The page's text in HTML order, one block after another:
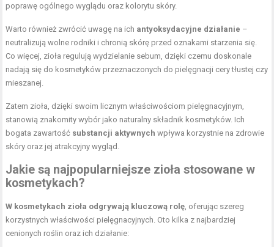
poprawę ogólnego wyglądu oraz kolorytu skóry.
Warto również zwrócić uwagę na ich antyoksydacyjne działanie –
neutralizują wolne rodniki i chronią skórę przed oznakami starzenia się.
Co więcej, zioła regulują wydzielanie sebum, dzięki czemu doskonale
nadają się do kosmetyków przeznaczonych do pielęgnacji cery tłustej czy
mieszanej.
Zatem zioła, dzięki swoim licznym właściwościom pielęgnacyjnym,
stanowią znakomity wybór jako naturalny składnik kosmetyków. Ich
bogata zawartość substancji aktywnych wpływa korzystnie na zdrowie
skóry oraz jej atrakcyjny wygląd.
Jakie są najpopularniejsze zioła stosowane w
kosmetykach?
W kosmetykach zioła odgrywają kluczową rolę , oferując szereg
korzystnych właściwości pielęgnacyjnych. Oto kilka z najbardziej
cenionych roślin oraz ich działanie: